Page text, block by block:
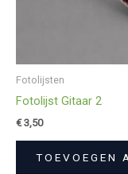
Fotolijsten
Fotolijst Gitaar 2
€3,50
TOEVOEGEN